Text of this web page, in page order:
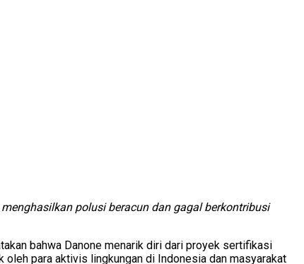
polusi beracun dan gagal berkontribusi
bahwa Danone menarik diri dari proyek sertifikasi
para aktivis lingkungan di Indonesia dan masyarakat